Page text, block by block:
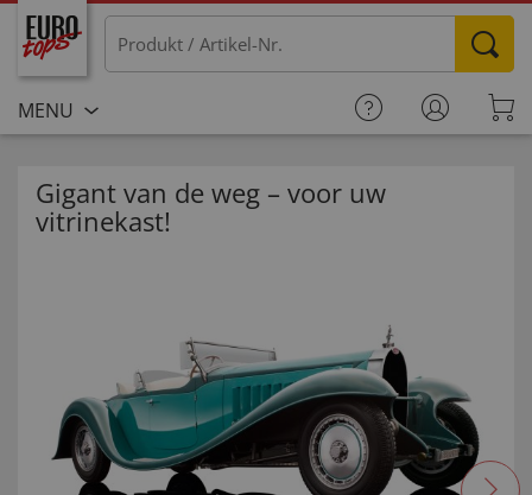
MENU
Gigant van de weg – voor uw
vitrinekast!